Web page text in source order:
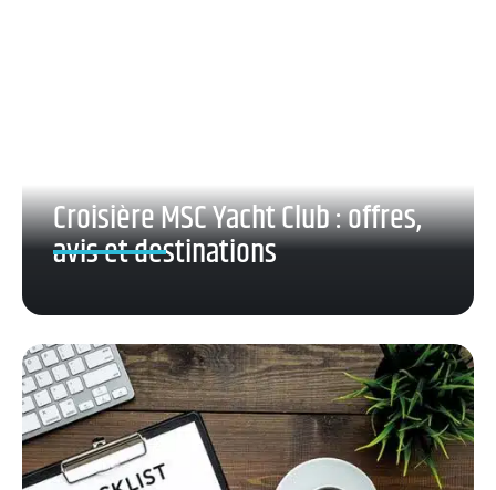
Croisière MSC Yacht Club : offres,
avis et destinations